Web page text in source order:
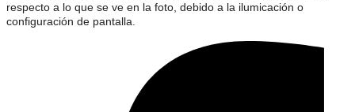
respecto a lo que se ve en la foto, debido a la ilumicación o
configuración de pantalla.